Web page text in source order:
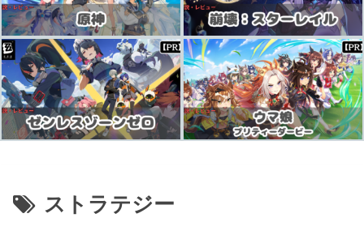
ストラテジー